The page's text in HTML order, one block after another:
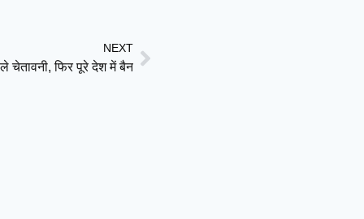
NEXT
चेतावनी, फिर पूरे देश में बैन